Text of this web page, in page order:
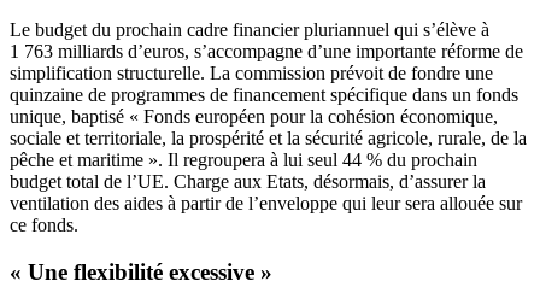
Le budget du prochain cadre financier pluriannuel qui s’élève à
1 763 milliards d’euros, s’accompagne d’une importante réforme de
simplification structurelle. La commission prévoit de fondre une
quinzaine de programmes de financement spécifique dans un fonds
unique, baptisé « Fonds européen pour la cohésion économique,
sociale et territoriale, la prospérité et la sécurité agricole, rurale, de la
pêche et maritime ». Il regroupera à lui seul 44 % du prochain
budget total de l’UE. Charge aux Etats, désormais, d’assurer la
ventilation des aides à partir de l’enveloppe qui leur sera allouée sur
ce fonds.
« Une flexibilité excessive »